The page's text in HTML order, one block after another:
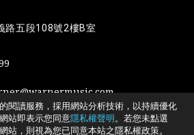
路五段108號2樓B室
閱讀服務，採用網站分析技術，以持續優化
站即表示您同意隱私權聲明。若您未點選
站，則視為您已同意本站之隱私權政策。